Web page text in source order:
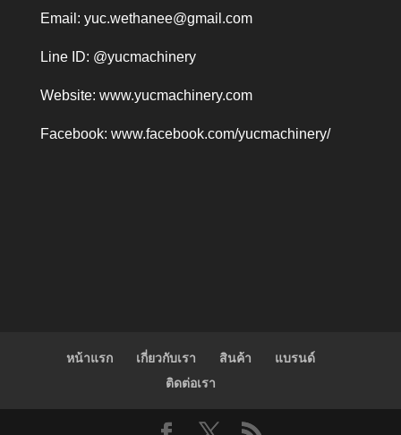
Email: yuc.wethanee@gmail.com
Line ID: @yucmachinery
Website: www.yucmachinery.com
Facebook: www.facebook.com/yucmachinery/
หน้าแรก เกี่ยวกับเรา สินค้า
แบรนด์
ติดต่อเรา